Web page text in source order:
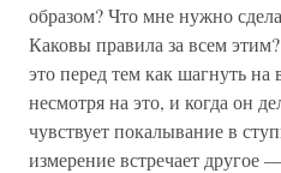
образом? Что мне нужно
Каковы правила за всем
это перед тем как шагнуть на
несмотря на это, и когда он
чувствует покалывание в
измерение встречает другое